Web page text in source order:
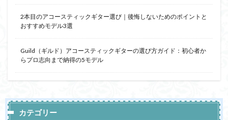
2本目のアコースティックギター選び｜後悔しないためのポイントと
おすすめモデル3選
Guild（ギルド）アコースティックギターの選び方ガイド：初心者か
らプロ志向まで納得の5モデル
カテゴリー